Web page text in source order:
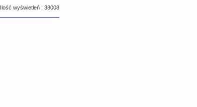
Ilość wyświetleń : 38008